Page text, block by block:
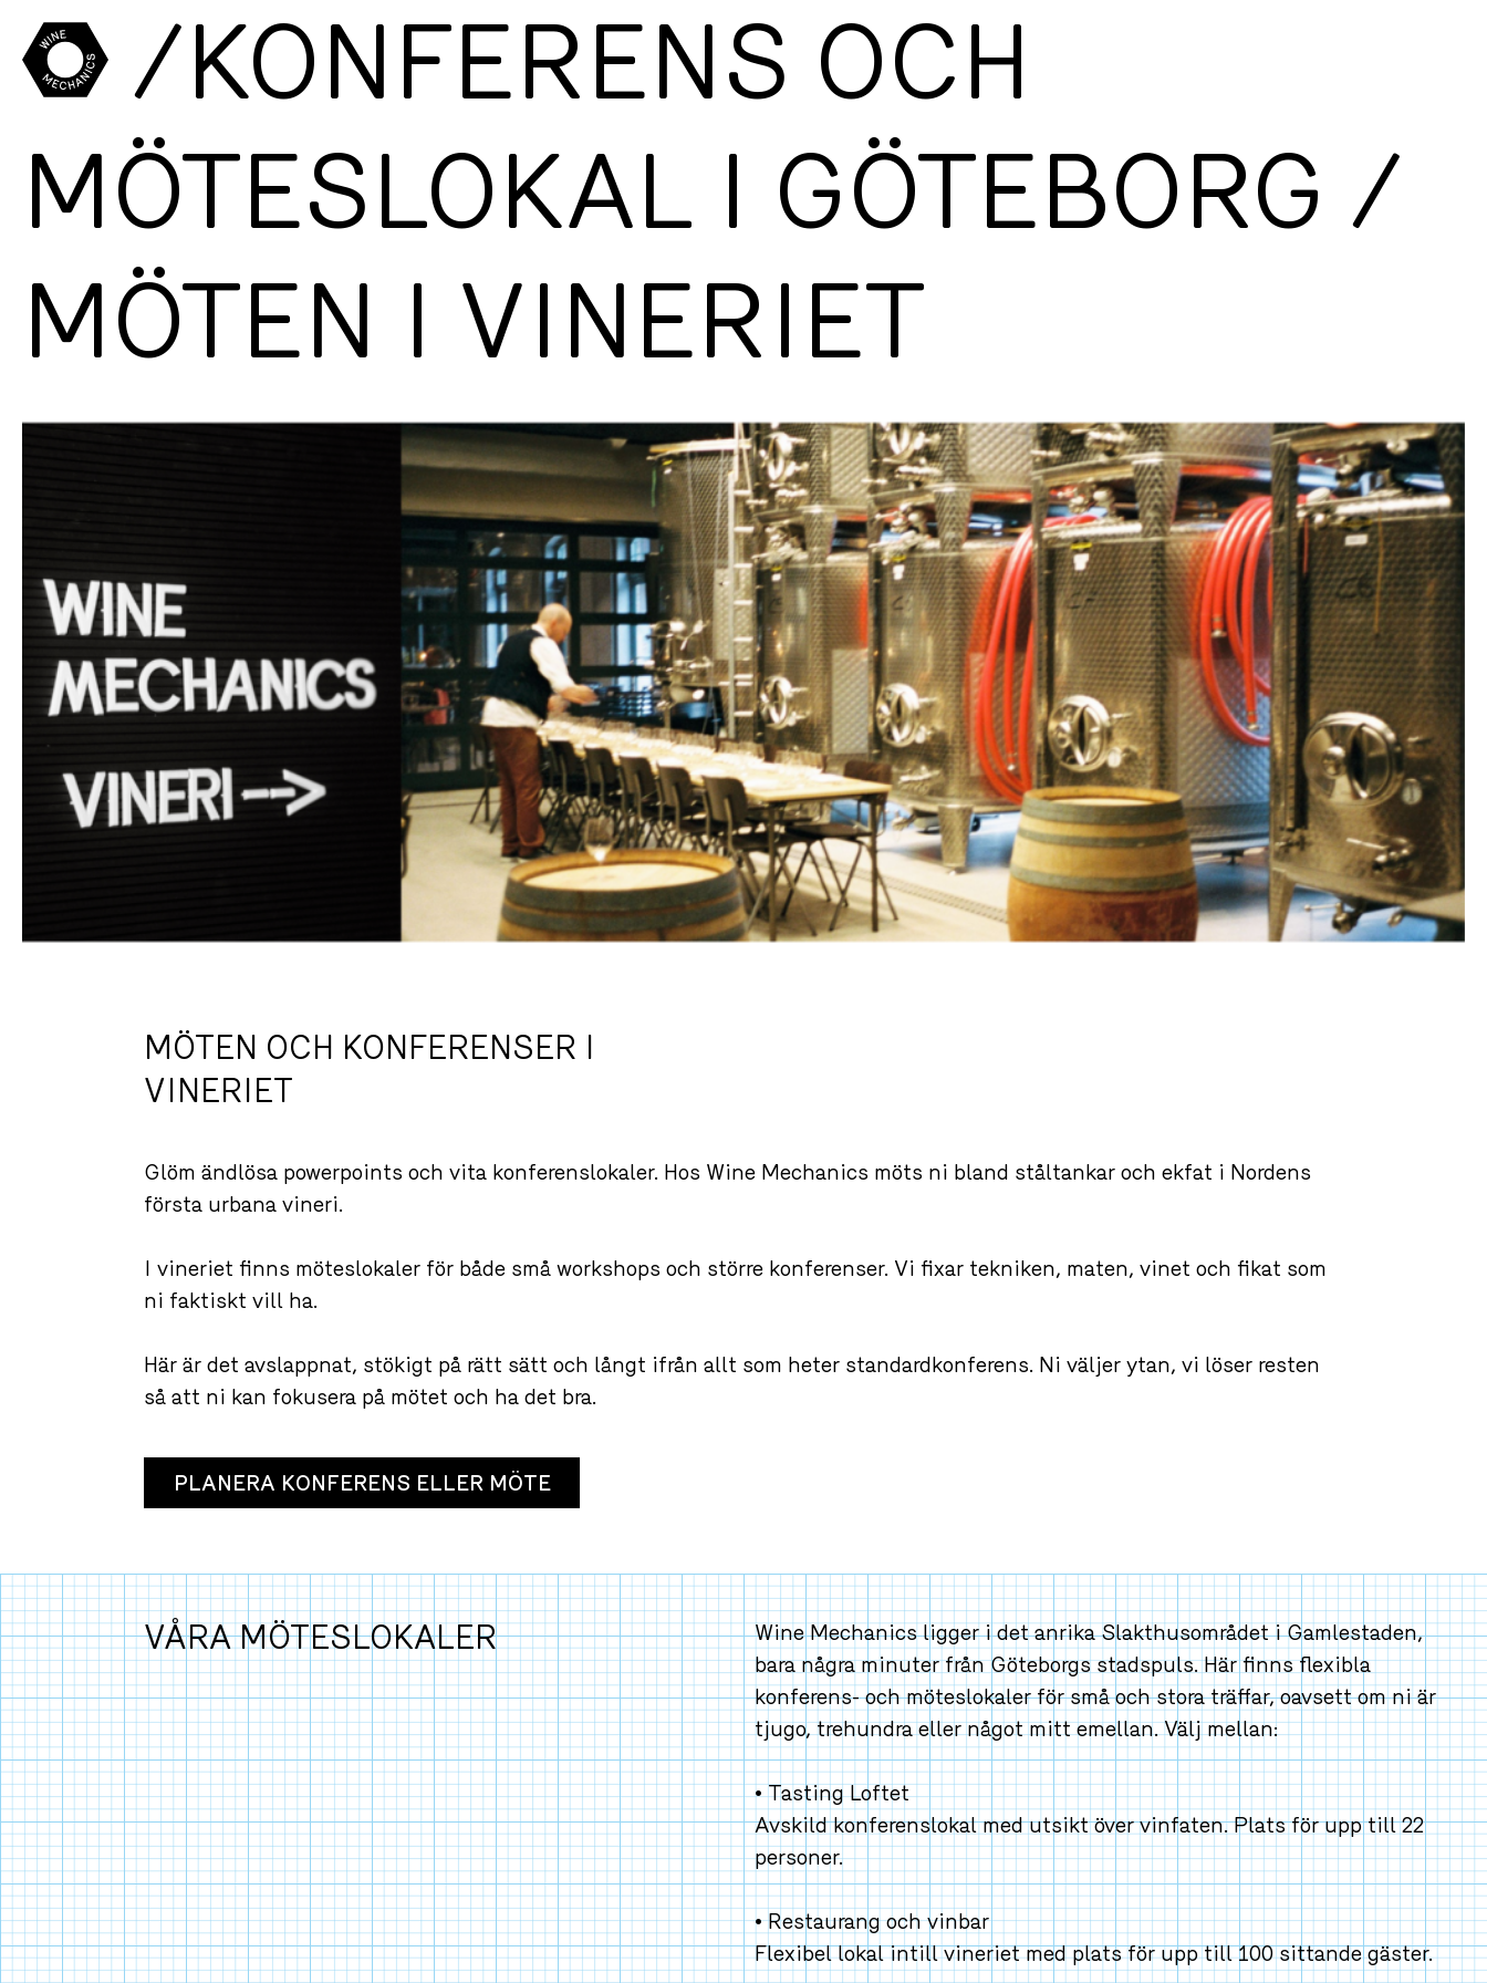
/KONFERENS OCH
MÖTESLOKAL I GÖTEBORG /
MÖTEN I VINERIET
MÖTEN OCH KONFERENSER I
VINERIET
Glöm ändlösa powerpoints och vita konferenslokaler. Hos Wine Mechanics möts ni bland ståltankar och ekfat i Nordens
första urbana vineri.
I vineriet finns möteslokaler för både små workshops och större konferenser. Vi fixar tekniken, maten, vinet och fikat som
ni faktiskt vill ha.
Här är det avslappnat, stökigt på rätt sätt och långt ifrån allt som heter standardkonferens. Ni väljer ytan, vi löser resten
så att ni kan fokusera på mötet och ha det bra.
PLANERA KONFERENS ELLER MÖTE
VÅRA MÖTESLOKALER
Wine Mechanics ligger i det anrika Slakthusområdet i Gamlestaden,
bara några minuter från Göteborgs stadspuls. Här finns flexibla
konferens- och möteslokaler för små och stora träffar, oavsett om ni är
tjugo, trehundra eller något mitt emellan. Välj mellan:
• Tasting Loftet
Avskild konferenslokal med utsikt över vinfaten. Plats för upp till 22
personer.
• Restaurang och vinbar
Flexibel lokal intill vineriet med plats för upp till 100 sittande gäster.